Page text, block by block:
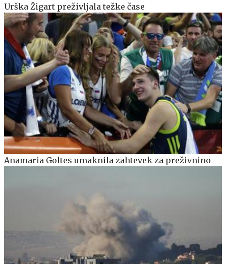
Urška Žigart preživljala težke čase
Anamaria Goltes umaknila zahtevek za preživnino